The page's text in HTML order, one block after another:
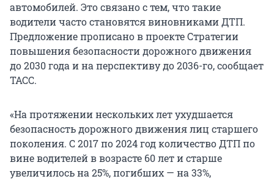
автомобилей. Это связано с тем, что такие
водители часто становятся виновниками ДТП.
Предложение прописано в проекте Стратегии
повышения безопасности дорожного движения
до 2030 года и на перспективу до 2036-го, сообщает
ТАСС.
«На протяжении нескольких лет ухудшается
безопасность дорожного движения лиц старшего
поколения. С 2017 по 2024 год количество ДТП по
вине водителей в возрасте 60 лет и старше
увеличилось на 25%, погибших — на 33%,